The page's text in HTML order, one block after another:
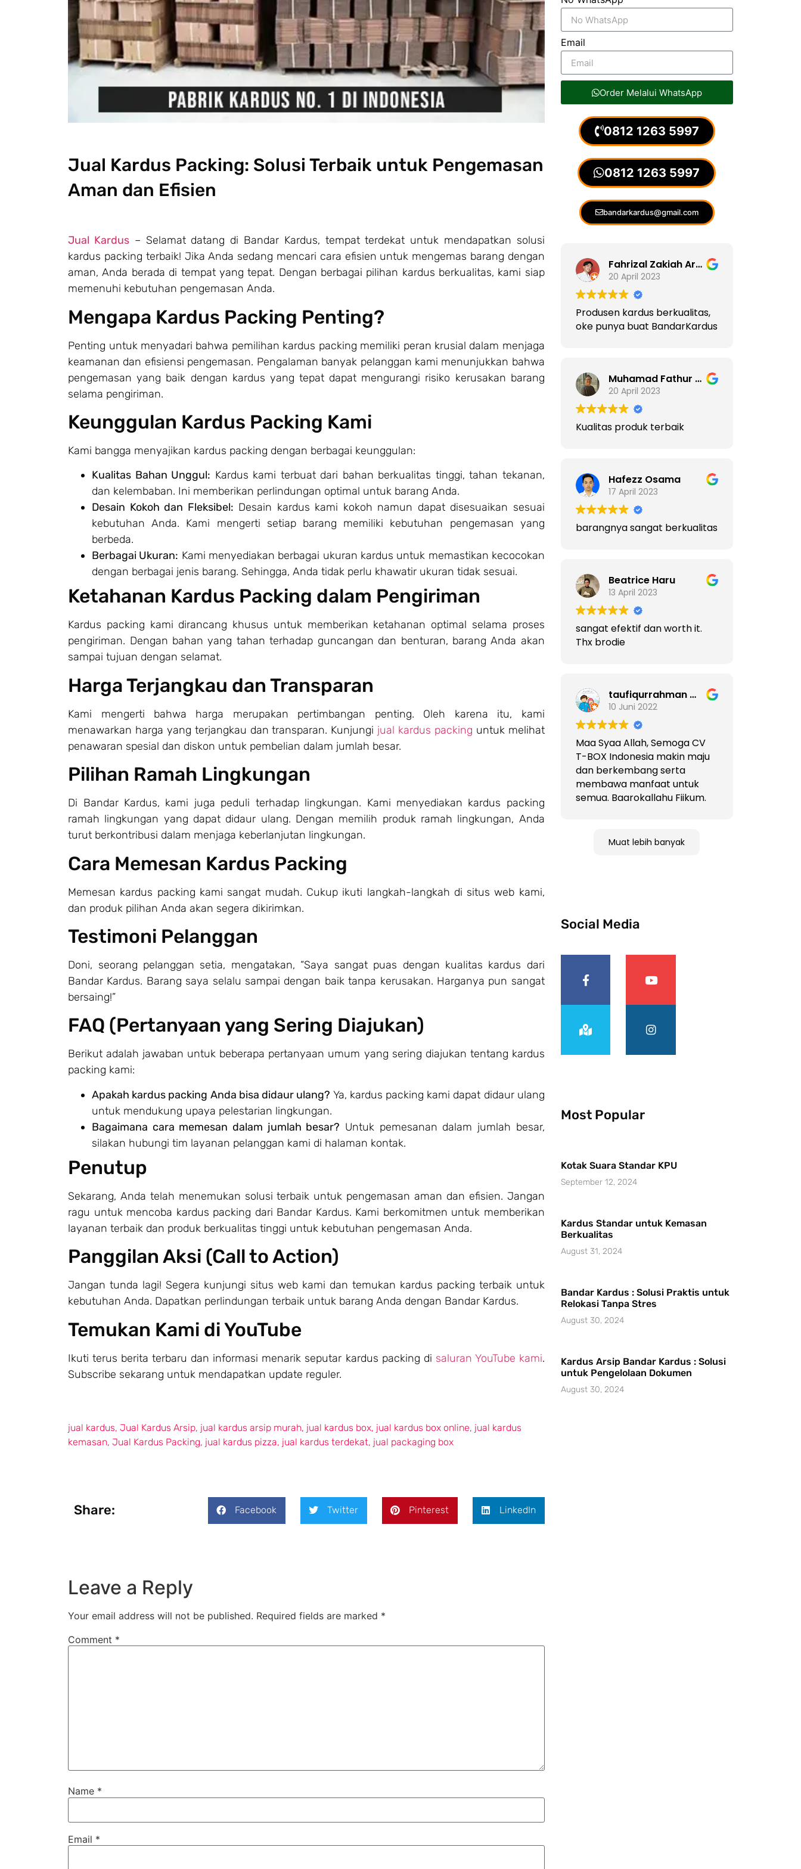
Jual Kardus Packing: Solusi Terbaik untuk Pengemasan
Aman dan Efisien
Jual Kardus– Selamat datang di Bandar Kardus, tempat terdekat untuk mendapatkan solusi
kardus packing terbaik! Jika Anda sedang mencari cara efisien untuk mengemas barang dengan
aman, Anda berada di tempat yang tepat. Dengan berbagai pilihan kardus berkualitas, kami siap
memenuhi kebutuhan pengemasan Anda.
Mengapa Kardus Packing Penting?
Penting untuk menyadari bahwa pemilihan kardus packing memiliki peran krusial dalam menjaga
keamanan dan efisiensi pengemasan. Pengalaman banyak pelanggan kami menunjukkan bahwa
pengemasan yang baik dengan kardus yang tepat dapat mengurangi risiko kerusakan barang
selama pengiriman.
Keunggulan Kardus Packing Kami
Kami bangga menyajikan kardus packing dengan berbagai keunggulan:
Kualitas Bahan Unggul: Kardus kami terbuat dari bahan berkualitas tinggi, tahan tekanan,
dan kelembaban. Ini memberikan perlindungan optimal untuk barang Anda.
Desain Kokoh dan Fleksibel: Desain kardus kami kokoh namun dapat disesuaikan sesuai
kebutuhan Anda. Kami mengerti setiap barang memiliki kebutuhan pengemasan yang
berbeda.
Berbagai Ukuran: Kami menyediakan berbagai ukuran kardus untuk memastikan kecocokan
dengan berbagai jenis barang. Sehingga, Anda tidak perlu khawatir ukuran tidak sesuai.
Ketahanan Kardus Packing dalam Pengiriman
Kardus packing kami dirancang khusus untuk memberikan ketahanan optimal selama proses
pengiriman. Dengan bahan yang tahan terhadap guncangan dan benturan, barang Anda akan
sampai tujuan dengan selamat.
Harga Terjangkau dan Transparan
Kami mengerti bahwa harga merupakan pertimbangan penting. Oleh karena itu, kami
menawarkan harga yang terjangkau dan transparan. Kunjungi jual kardus packing untuk melihat
penawaran spesial dan diskon untuk pembelian dalam jumlah besar.
Pilihan Ramah Lingkungan
Di Bandar Kardus, kami juga peduli terhadap lingkungan. Kami menyediakan kardus packing
ramah lingkungan yang dapat didaur ulang. Dengan memilih produk ramah lingkungan, Anda
turut berkontribusi dalam menjaga keberlanjutan lingkungan.
Cara Memesan Kardus Packing
Memesan kardus packing kami sangat mudah. Cukup ikuti langkah-langkah di situs web kami,
dan produk pilihan Anda akan segera dikirimkan.
Testimoni Pelanggan
Doni, seorang pelanggan setia, mengatakan, “Saya sangat puas dengan kualitas kardus dari
Bandar Kardus. Barang saya selalu sampai dengan baik tanpa kerusakan. Harganya pun sangat
bersaing!”
FAQ (Pertanyaan yang Sering Diajukan)
Berikut adalah jawaban untuk beberapa pertanyaan umum yang sering diajukan tentang kardus
packing kami:
Apakah kardus packing Anda bisa didaur ulang? Ya, kardus packing kami dapat didaur ulang
untuk mendukung upaya pelestarian lingkungan.
Bagaimana cara memesan dalam jumlah besar? Untuk pemesanan dalam jumlah besar,
silakan hubungi tim layanan pelanggan kami di halaman kontak.
Penutup
Sekarang, Anda telah menemukan solusi terbaik untuk pengemasan aman dan efisien. Jangan
ragu untuk mencoba kardus packing dari Bandar Kardus. Kami berkomitmen untuk memberikan
layanan terbaik dan produk berkualitas tinggi untuk kebutuhan pengemasan Anda.
Panggilan Aksi (Call to Action)
Jangan tunda lagi! Segera kunjungi situs web kami dan temukan kardus packing terbaik untuk
kebutuhan Anda. Dapatkan perlindungan terbaik untuk barang Anda dengan Bandar Kardus.
Temukan Kami di YouTube
Ikuti terus berita terbaru dan informasi menarik seputar kardus packing di saluran YouTube kami.
Subscribe sekarang untuk mendapatkan update reguler.
jual kardus,Jual Kardus Arsip, jual kardus arsip murah, jual kardus box, jual kardus box online, jual kardus
kemasan,Jual Kardus Packing, jual kardus pizza, jual kardus terdekat, jual packaging box
Share: Facebook Twitter Pinterest LinkedIn
Leave a Reply
Your email address will not be published. Required fields are marked *
Comment *
Name *
Email *
Email
Order Melalui WhatsApp
0812 1263 5997
0812 1263 5997
bandarkardus@gmail.com
Fahrizal Zakiah Arsyad
20 April 2023
Produsen kardus berkualitas,
oke punya buat BandarKardus
Muhamad Fathur Rahman
20 April 2023
Kualitas produk terbaik
Hafezz Osama
17 April 2023
barangnya sangat berkualitas
Beatrice Haru
13 April 2023
sangat efektif dan worth it.
Thx brodie
taufiqurrahman mz
10 Juni 2022
Maa Syaa Allah, Semoga CV
T-BOX Indonesia makin maju
dan berkembang serta
membawa manfaat untuk
semua. Baarokallahu Fiikum.
Muat lebih banyak
Social Media
Most Popular
Kotak Suara Standar KPU
September 12, 2024
Kardus Standar untuk Kemasan
Berkualitas
August 31, 2024
Bandar Kardus : Solusi Praktis untuk
Relokasi Tanpa Stres
August 30, 2024
Kardus Arsip Bandar Kardus : Solusi
untuk Pengelolaan Dokumen
August 30, 2024